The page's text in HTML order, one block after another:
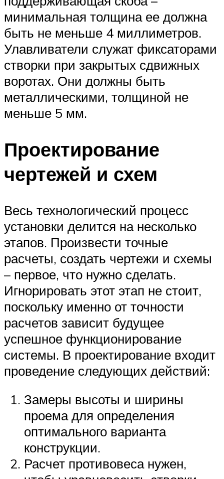
минимальная толщина ее должна
быть не меньше 4 миллиметров.
Улавливатели служат фиксаторами
створки при закрытых сдвижных
воротах. Они должны быть
металлическими, толщиной не
меньше 5 мм.
Проектирование
чертежей и схем
Весь технологический процесс
установки делится на несколько
этапов. Произвести точные
расчеты, создать чертежи и схемы
– первое, что нужно сделать.
Игнорировать этот этап не стоит,
поскольку именно от точности
расчетов зависит будущее
успешное функционирование
системы. В проектирование входит
проведение следующих действий:
Замеры высоты и ширины
проема для определения
оптимального варианта
конструкции.
Расчет противовеса нужен,